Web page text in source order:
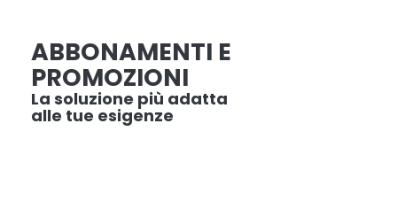
ABBONAMENTI E
PROMOZIONI
La soluzione più adatta
alle tue esigenze